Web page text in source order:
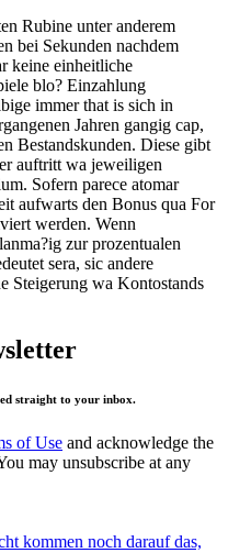
Rubine unter anderem
bei Sekunden nachdem
keine einheitliche
blo? Einzahlung
immer that is sich in
Jahren gangig cap,
Bestandskunden. Diese gibt
auftritt wa jeweiligen
Sofern parece atomar
aufwarts den Bonus qua For
werden. Wenn
zur prozentualen
sera, sic andere
Steigerung wa Kontostands
straight to your inbox.
of Use and acknowledge the
may unsubscribe at any
kommen noch darauf das,